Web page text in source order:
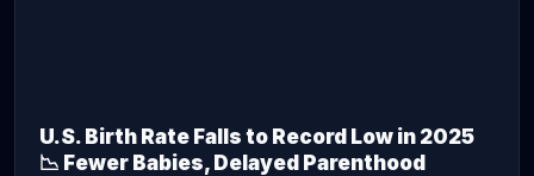
U.S. Birth Rate Falls to Record Low in 2025
📉 Fewer Babies, Delayed Parenthood